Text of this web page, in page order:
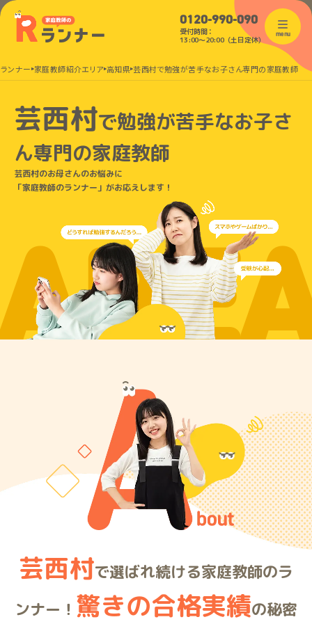
0120-990-090
受付時間：
13:00〜20:00（土日定休）
menu
ンナー 家庭教師紹介エリア 高知県 芸西村で勉強が苦手なお子さん専門の家庭教師
芸西村で勉強が苦手なお子さ
ん専門の家庭教師
芸西村のお母さんのお悩みに
「家庭教師のランナー」がお応えします！
芸西村で選ばれ続ける家庭教師のラ
ンナー！ 驚きの合格実績の秘密